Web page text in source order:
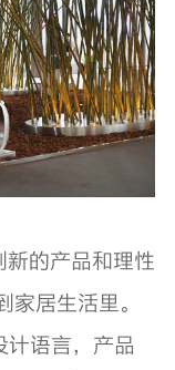
的产品和理性
居生活里。
计语言，产品